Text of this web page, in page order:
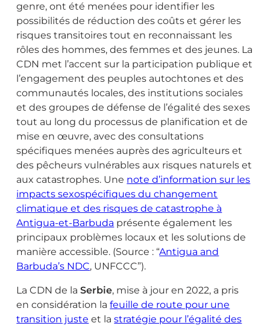
genre, ont été menées pour identifier les
possibilités de réduction des coûts et gérer les
risques transitoires tout en reconnaissant les
rôles des hommes, des femmes et des jeunes. La
CDN met l’accent sur la participation publique et
l’engagement des peuples autochtones et des
communautés locales, des institutions sociales
et des groupes de défense de l’égalité des sexes
tout au long du processus de planification et de
mise en œuvre, avec des consultations
spécifiques menées auprès des agriculteurs et
des pêcheurs vulnérables aux risques naturels et
aux catastrophes. Une note d’information sur les
impacts sexospécifiques du changement
climatique et des risques de catastrophe à
Antigua-et-Barbuda présente également les
principaux problèmes locaux et les solutions de
manière accessible. (Source : “Antigua and
Barbuda’s NDC, UNFCCC”).
La CDN de laSerbie, mise à jour en 2022, a pris
en considération lafeuille de route pour une
transition juste et lastratégie pour l’égalité des